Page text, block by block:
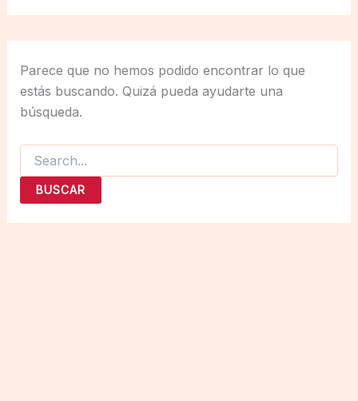
Parece que no hemos podido encontrar lo que
estás buscando. Quizá pueda ayudarte una
búsqueda.
Buscar
por: